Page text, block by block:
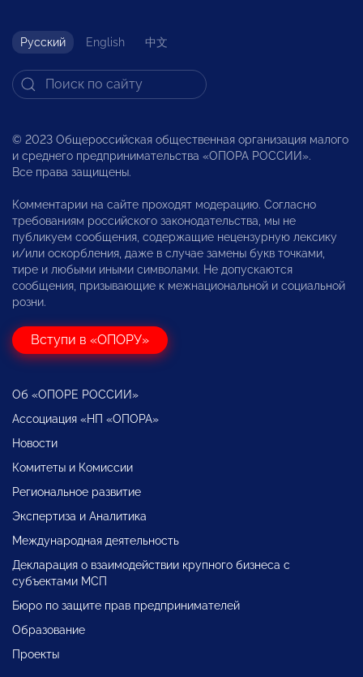
Русский English 中文
© 2023 Общероссийская общественная организация малого
и среднего предпринимательства «ОПОРА РОССИИ».
Все права защищены.
Комментарии на сайте проходят модерацию. Согласно
требованиям российского законодательства, мы не
публикуем сообщения, содержащие нецензурную лексику
и/или оскорбления, даже в случае замены букв точками,
тире и любыми иными символами. Не допускаются
сообщения, призывающие к межнациональной и социальной
розни.
Вступи в «ОПОРУ»
Об «ОПОРЕ РОССИИ»
Ассоциация «НП «ОПОРА»
Новости
Комитеты и Комиссии
Региональное развитие
Экспертиза и Аналитика
Международная деятельность
Декларация о взаимодействии крупного бизнеса с
субъектами МСП
Бюро по защите прав предпринимателей
Образование
Проекты